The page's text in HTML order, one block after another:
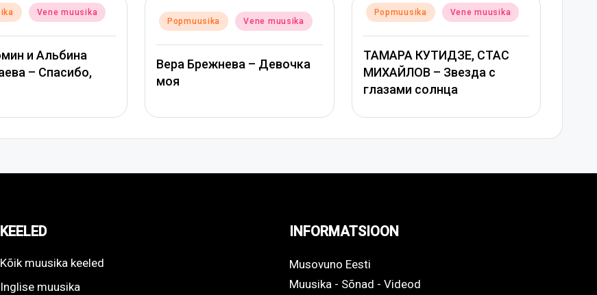
Posted
in
Popmuusika Vene muusika
Вера Брежнева – Девочка
моя
Posted
in
Popmuusika Vene muusika
МИХАЙЛОВ – Звезда с
PostedPopmuusika Vene muusika
Григорий Лепс, Юлия
Савичева – Любовь
оставляет шрамы –
KEELED
Kõik muusika keeled
Inglise muusika
INFORMATSIOON
Musovuno Eesti
Muusika - Sõnad - Videod